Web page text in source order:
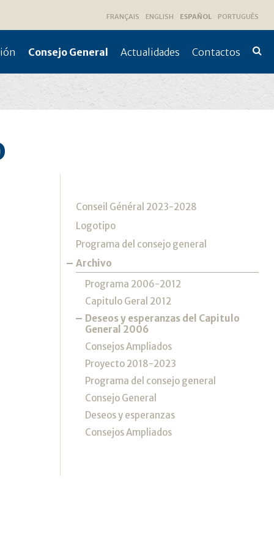
FRANÇAIS ENGLISH ESPAÑOL PORTUGUÊS
Consejo General Actualidades Contactos
Conseil Général 2023-2028
Logotipo
Programa del consejo general
Archivo
Programa 2006-2012
Capitulo Geral 2012
Deseos y esperanzas del Capitulo
General 2006
Consejos Ampliados
Proyecto 2018-2023
Programa del consejo general
Consejo General
Deseos y esperanzas
Consejos Ampliados